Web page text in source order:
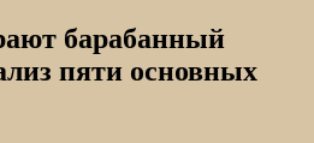
барабанный
пяти основных